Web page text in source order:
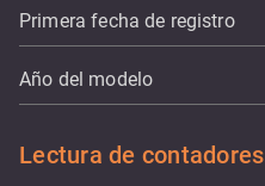
Primera fecha de registro
Año del modelo
Lectura de contadores